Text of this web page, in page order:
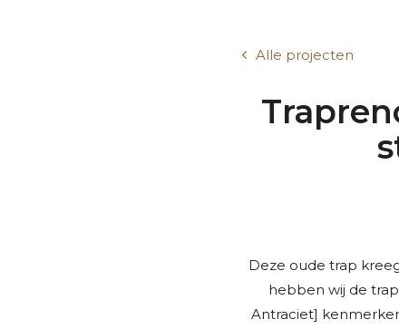
Alle projecten
Deze oude trap
hebben wij de
Antraciet]